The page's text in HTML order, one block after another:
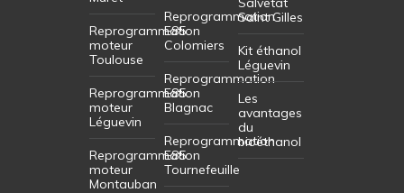
Reprogrammation
moteur
Toulouse
Reprogrammation
moteur
Léguevin
Reprogrammation
moteur
Montauban
Reprogrammation
E85
Colomiers
Reprogrammation
E85
Blagnac
Reprogrammation
E85
Tournefeuille
Saint Gilles
Kit éthanol
Léguevin
Les
avantages
du
bioéthanol